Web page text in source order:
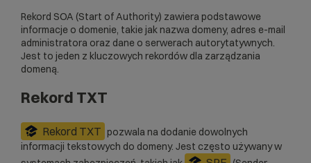
Rekord SOA (Start of Authority) zawiera podstawowe
informacje o domenie, takie jak nazwa domeny, adres e-mail
administratora oraz dane o serwerach autorytatywnych.
Jest to jeden z kluczowych rekordów dla zarządzania
domeną.
Rekord TXT
Rekord TXT pozwala na dodanie dowolnych
informacji tekstowych do domeny. Jest często używany w